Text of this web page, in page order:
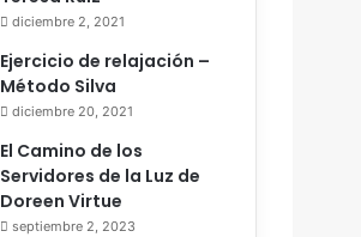
diciembre 2, 2021
Ejercicio de relajación –
Método Silva
diciembre 20, 2021
El Camino de los
Servidores de la Luz de
Doreen Virtue
septiembre 2, 2023